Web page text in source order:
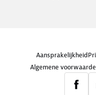
Aansprakelijkheid
Algemene